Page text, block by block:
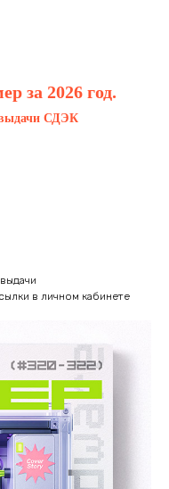
за 2026 год.
выдачи СДЭК
в личном кабинете